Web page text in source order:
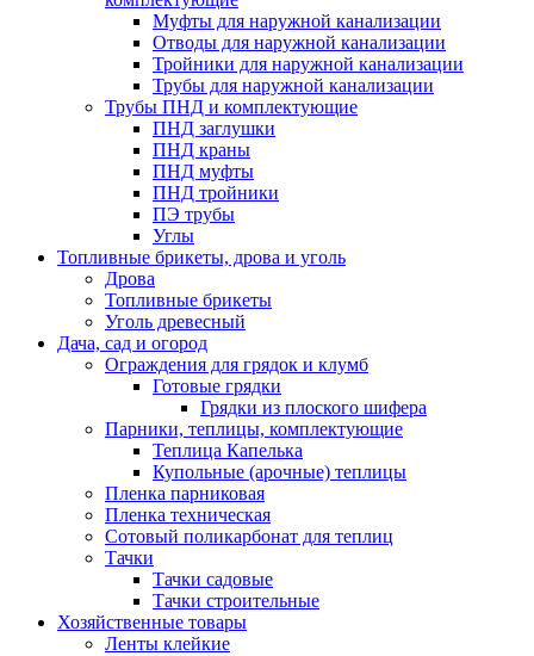
Муфты для наружной канализации
Отводы для наружной канализации
Тройники для наружной канализации
Трубы для наружной канализации
Трубы ПНД и комплектующие
ПНД заглушки
ПНД краны
ПНД муфты
ПНД тройники
ПЭ трубы
Углы
Топливные брикеты, дрова и уголь
Дрова
Топливные брикеты
Уголь древесный
Дача, сад и огород
Ограждения для грядок и клумб
Готовые грядки
Грядки из плоского шифера
Парники, теплицы, комплектующие
Теплица Капелька
Купольные (арочные) теплицы
Пленка парниковая
Пленка техническая
Сотовый поликарбонат для теплиц
Тачки
Тачки садовые
Тачки строительные
Хозяйственные товары
Ленты клейкие